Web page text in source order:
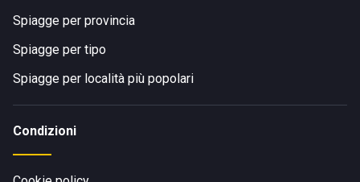
Spiagge per provincia
Spiagge per tipo
Spiagge per località più popolari
Condizioni